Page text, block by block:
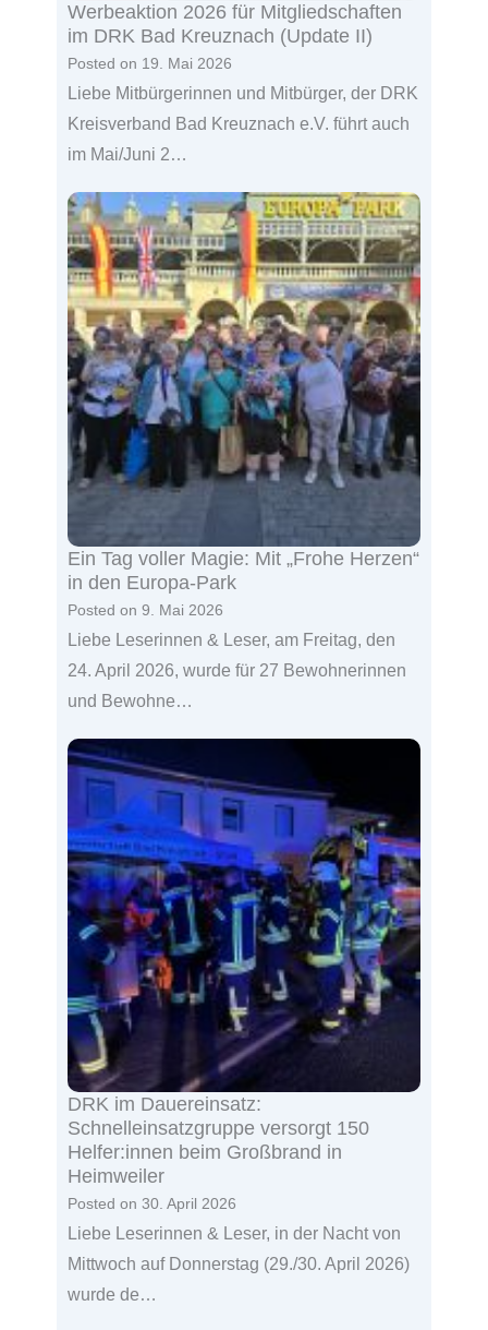
Werbeaktion 2026 für Mitgliedschaften
im DRK Bad Kreuznach (Update II)
Posted on 19. Mai 2026
Liebe Mitbürgerinnen und Mitbürger, der DRK
Kreisverband Bad Kreuznach e.V. führt auch
im Mai/Juni 2…
Ein Tag voller Magie: Mit „Frohe Herzen“
in den Europa-Park
Posted on 9. Mai 2026
Liebe Leserinnen & Leser, am Freitag, den
24. April 2026, wurde für 27 Bewohnerinnen
und Bewohne…
DRK im Dauereinsatz:
Schnelleinsatzgruppe versorgt 150
Helfer:innen beim Großbrand in
Heimweiler
Posted on 30. April 2026
Liebe Leserinnen & Leser, in der Nacht von
Mittwoch auf Donnerstag (29./30. April 2026)
wurde de…